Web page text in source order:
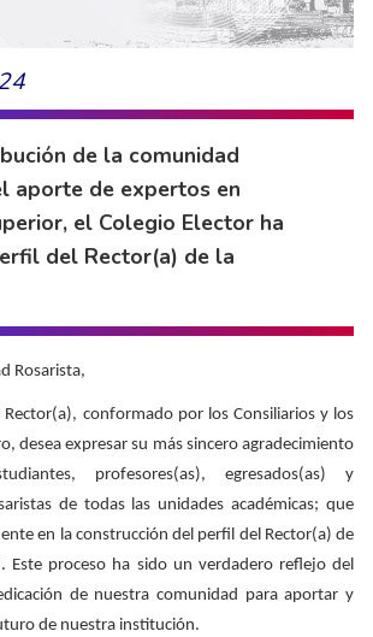
de la comunidad
aporte de expertos en
el Colegio Elector ha
del Rector(a) de la
Rosarista,
Rector(a), conformado por los Consiliarios y los
desea expresar su más sincero agradecimiento
profesores(as), egresados(as) y
de todas las unidades académicas; que
en la construcción del perfil del Rector(a) de
Este proceso ha sido un verdadero reflejo del
de nuestra comunidad para aportar y
de nuestra institución.